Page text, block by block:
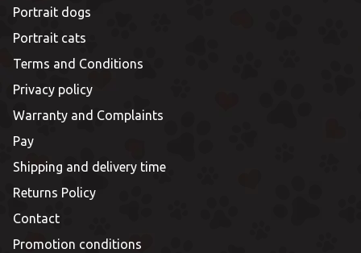
Portrait dogs
Portrait cats
Terms and Conditions
Privacy policy
Warranty and Complaints
Pay
Shipping and delivery time
Returns Policy
Contact
Promotion conditions